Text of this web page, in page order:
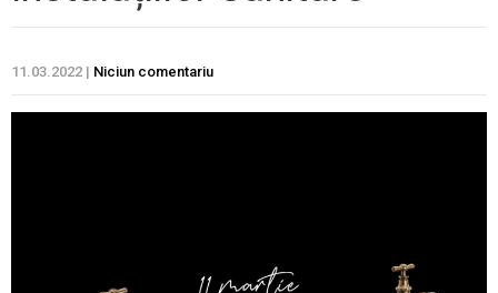
11.03.2022 | Niciun comentariu